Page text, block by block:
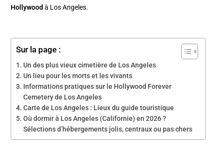
Hollywood à Los Angeles.
Sur la page :
Un des plus vieux cimetière de Los Angeles
Un lieu pour les morts et les vivants
Informations pratiques sur le Hollywood Forever
Cemetery de Los Angeles
Carte de Los Angeles : Lieux du guide touristique
Où dormir à Los Angeles (Californie) en 2026 ?
Sélections d’hébergements jolis, centraux ou pas chers